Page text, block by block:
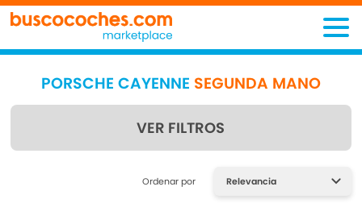
PORSCHE CAYENNE SEGUNDA MANO
VER FILTROS
Encuentra lo que estás
Ordenar por